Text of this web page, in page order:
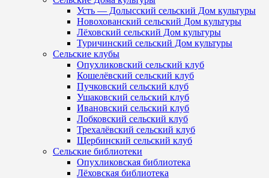
Усть — Долысский сельский Дом культуры
Новохованский сельский Дом культуры
Лёховский сельский Дом культуры
Туричинский сельский Дом культуры
Сельские клубы
Опухликовский сельский клуб
Кошелёвский сельский клуб
Пучковский сельский клуб
Ушаковский сельский клуб
Ивановский сельский клуб
Лобковский сельский клуб
Трехалёвский сельский клуб
Щербинский сельский клуб
Сельские библиотеки
Опухликовская библиотека
Лёховская библиотека